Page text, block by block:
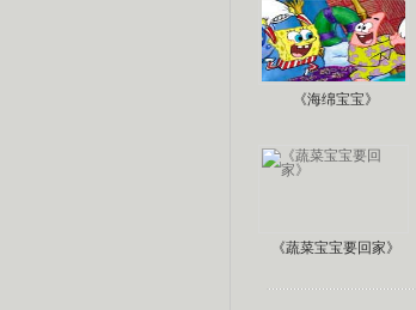
《海绵宝宝》
《蔬菜宝宝要回家》